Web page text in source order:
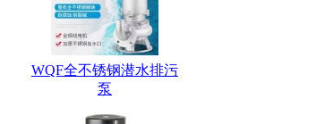
WQF全不锈钢潜水排污
泵